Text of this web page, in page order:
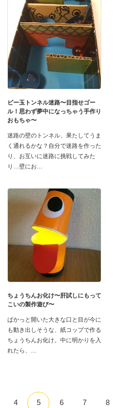
ビー玉トンネル迷路〜目指せゴー
ル！思わず夢中になっちゃう手作り
おもちゃ〜
迷路の壁のトンネル、果たしてうま
く通れるかな？自分で迷路を作った
り、お互いに迷路に挑戦してみた
り…壁にお
ちょうちんお化け〜肝試しにもって
こいの製作遊び〜
ぱかっと開いた大きな口と目が今に
も動き出しそうな、紙コップで作る
ちょうちんお化け。中に明かりを入
れたら、
4 5 6 7 8